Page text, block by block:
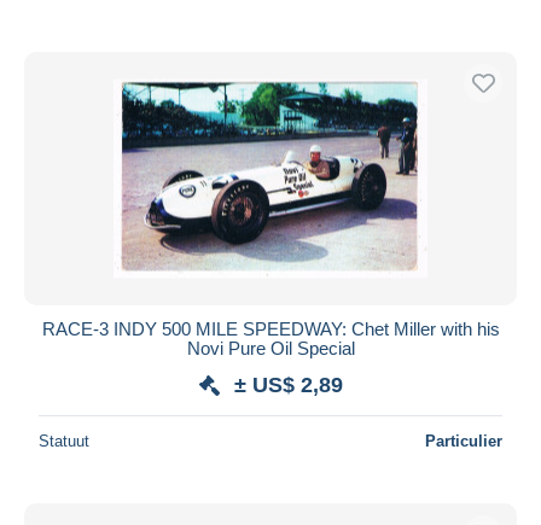
RACE-3 INDY 500 MILE SPEEDWAY: Chet Miller with his
Novi Pure Oil Special
± US$ 2,89
Statuut Particulier